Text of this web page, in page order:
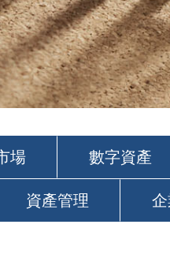
場 數字資產
資產管理